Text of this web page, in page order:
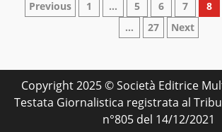
Paginazione
articoli
Previous 1 … 5 6 7 8
…
27 Next
Copyright 2025 © Società Editrice
Testata Giornalistica registrata al
n°805 del 14/12/2021